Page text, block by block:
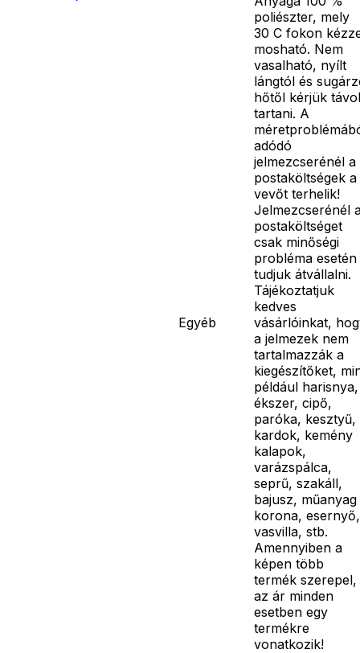
Egyéb
poliészter, mely
30 C fokon
mosható. Nem
vasalható, nyílt
lángtól és
hőtől kérjük távol
tartani. A
adódó
jelmezcserénél a
postaköltségek a
vevőt terhelik!
Jelmezcserénél
postaköltséget
csak minőségi
probléma esetén
tudjuk átvállalni.
Tájékoztatjuk
kedves
vásárlóinkat,
a jelmezek nem
tartalmazzák a
kiegészítőket,
például harisnya,
ékszer, cipő,
paróka, kesztyű,
kardok, kemény
kalapok,
varázspálca,
seprű, szakáll,
bajusz, műanyag
korona, esernyő,
vasvilla, stb.
Amennyiben a
képen több
termék szerepel,
az ár minden
esetben egy
termékre
vonatkozik!